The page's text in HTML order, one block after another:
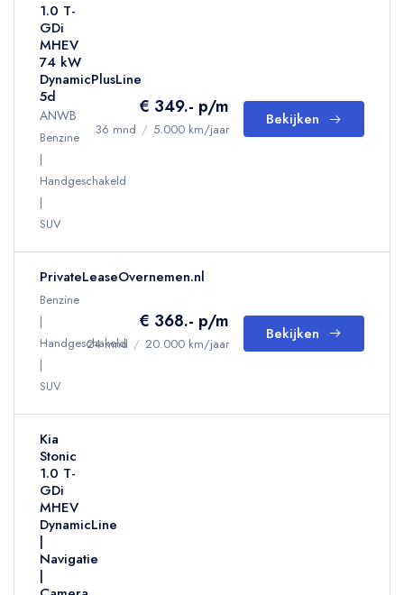
1.0 T-
GDi
MHEV
74 kW
DynamicPlusLine
5d
ANWB
Benzine
Handgeschakeld
SUV
€ 349.- p/m
36 mnd / 5.000 km/jaar
Bekijken
PrivateLeaseOvernemen.nl
Benzine
Handgeschakeld
SUV
€ 368.- p/m
24 mnd / 20.000 km/jaar
Bekijken
Kia
Stonic
1.0 T-
GDi
MHEV
DynamicLine
|
Navigatie
|